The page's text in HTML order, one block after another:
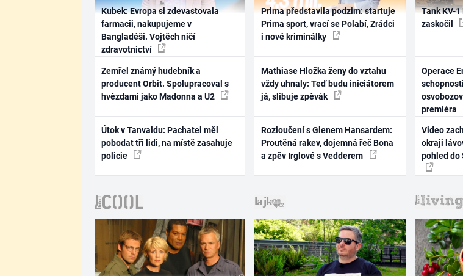
Kubek: Evropa si zdevastovala
farmacii, nakupujeme v
Bangladéši. Vojtěch ničí
zdravotnictví
Zemřel známý hudebník a
producent Orbit. Spolupracoval s
hvězdami jako Madonna a U2
Útok v Tanvaldu: Pachatel měl
pobodat tři lidi, na místě zasahuje
policie
Prima představila podzim: startuje
Prima sport, vrací se Polabí, Zrádci
i nové kriminálky
Mathiase Hložka ženy do vztahu
vždy uhnaly: Teď budu iniciátorem
já, slibuje zpěvák
Rozloučení s Glenem Hansardem:
Proutěná rakev, dojemná řeč Bona
a zpěv Irglové s Vedderem
Tank KV-
zaskočil
Operace
premiéra
Video
okraji
pohled do